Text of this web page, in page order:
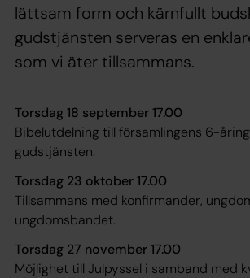
lättsam form och kärnfullt
gudstjänsten serveras en
som vi äter tillsammans.
Torsdag 18 september 17.00
Bibelutdelning till församlingens 6-
gudstjänsten.
Torsdag 23 oktober 17.00
Tillsammans med konfirmander,
ungdomsbandet.
Torsdag 27 november 17.00
Möjlighet till Julpyssel i samband med